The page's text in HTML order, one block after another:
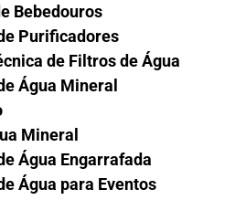
Bebedouros
Purificadores
de Filtros de Água
Água Mineral
Mineral
Água Engarrafada
Água para Eventos